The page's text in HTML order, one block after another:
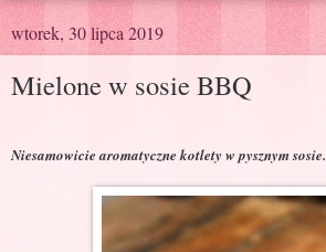
wtorek, 30 lipca 2019
Mielone w sosie BBQ
Niesamowicie aromatyczne kotlety w pysznym sosie.